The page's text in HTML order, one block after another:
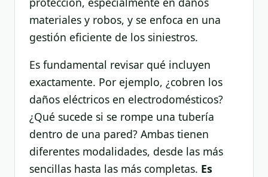
materiales y robos, y se enfoca en una
gestión eficiente de los siniestros.
Es fundamental revisar qué incluyen
exactamente. Por ejemplo, ¿cobren los
daños eléctricos en electrodomésticos?
¿Qué sucede si se rompe una tubería
dentro de una pared? Ambas tienen
diferentes modalidades, desde las más
sencillas hasta las más completas. Es